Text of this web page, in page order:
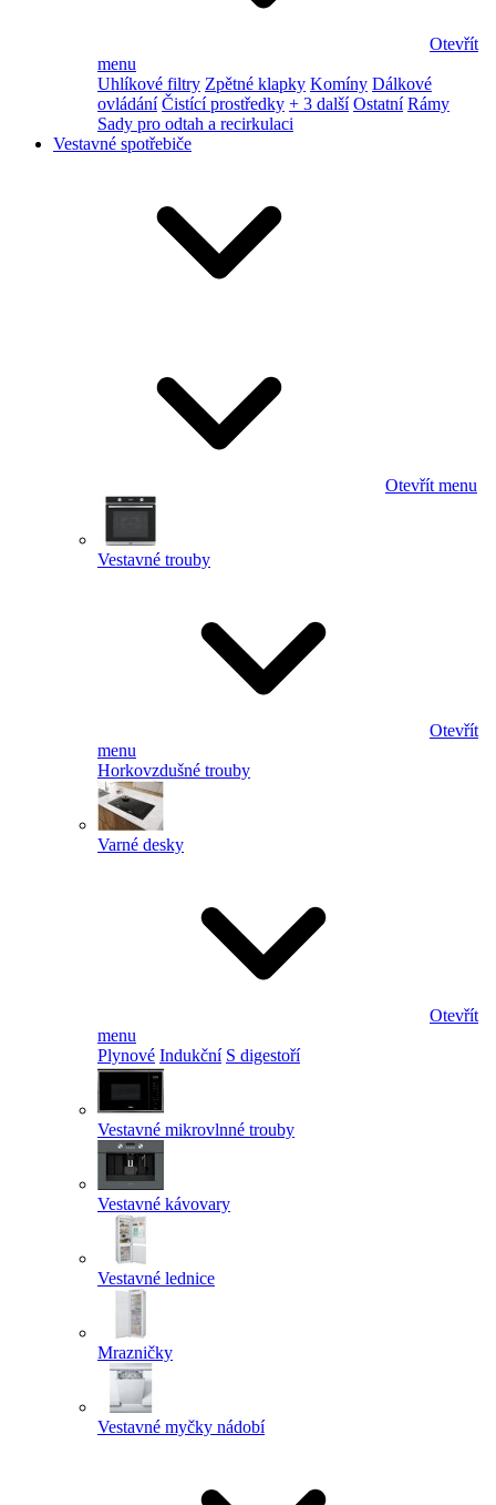
Otevřít
menu
Uhlíkové filtry Zpětné klapky Komíny Dálkové
ovládání Čistící prostředky + 3 další Ostatní Rámy
Sady pro odtah a recirkulaci
Vestavné spotřebiče
Otevřít menu
Vestavné trouby
Otevřít
menu
Horkovzdušné trouby
Varné desky
Otevřít
menu
Plynové Indukční S digestoří
Vestavné mikrovlnné trouby
Vestavné kávovary
Vestavné lednice
Mrazničky
Vestavné myčky nádobí